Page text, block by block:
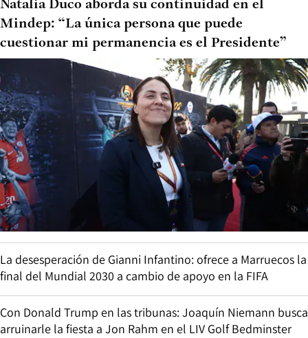
Natalia Duco aborda su continuidad en el
Mindep: “La única persona que puede
cuestionar mi permanencia es el Presidente”
La desesperación de Gianni Infantino: ofrece a Marruecos la
final del Mundial 2030 a cambio de apoyo en la FIFA
Con Donald Trump en las tribunas: Joaquín Niemann busca
arruinarle la fiesta a Jon Rahm en el LIV Golf Bedminster